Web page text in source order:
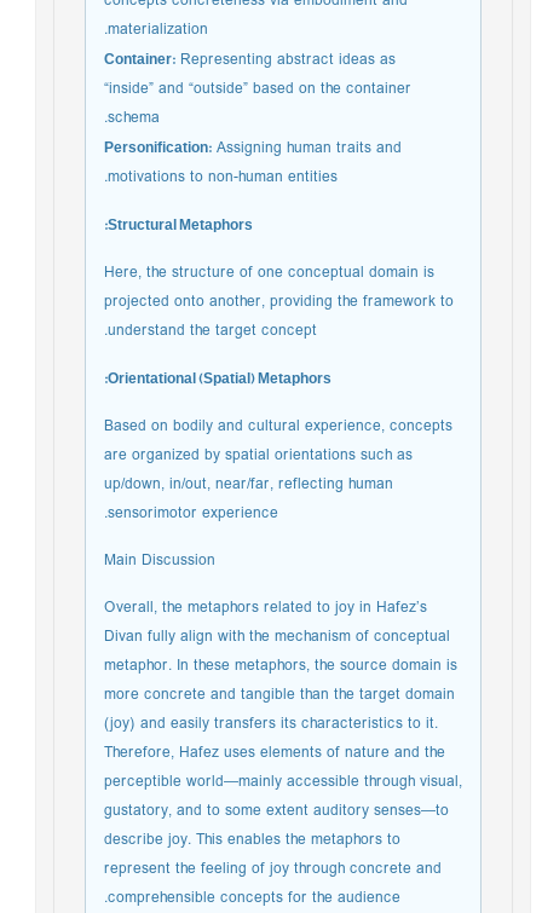
materialization.
Container: Representing abstract ideas as
“inside” and “outside” based on the container
schema.
Personification:Assigning human traits and
motivations to non-human entities.
Structural Metaphors:
Here, the structure of one conceptual domain is
projected onto another, providing the framework to
understand the target concept.
Orientational (Spatial) Metaphors:
Based on bodily and cultural experience, concepts
are organized by spatial orientations such as
up/down, in/out, near/far, reflecting human
sensorimotor experience.
Main Discussion
Overall, the metaphors related to joy in Hafez’s
Divan fully align with the mechanism of conceptual
metaphor. In these metaphors, the source domain is
more concrete and tangible than the target domain
(joy) and easily transfers its characteristics to it.
Therefore, Hafez uses elements of nature and the
perceptible world—mainly accessible through visual,
gustatory, and to some extent auditory senses—to
describe joy. This enables the metaphors to
represent the feeling of joy through concrete and
comprehensible concepts for the audience.